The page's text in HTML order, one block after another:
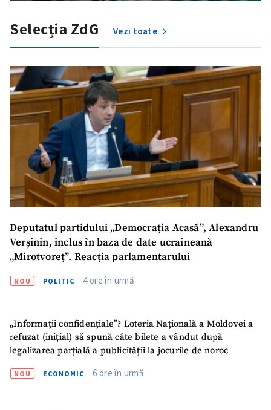
in English
на русском
Selecția ZdG Vezi toate
Deputatul partidului „Democrația Acasă”, Alexandru
Verșinin, inclus în baza de date ucraineană
„Mirotvoreț”. Reacția parlamentarului
NOU POLITIC 4 ore în urmă
„Informații confidențiale”? Loteria Națională a Moldovei a
refuzat (inițial) să spună câte bilete a vândut după
legalizarea parțială a publicității la jocurile de noroc
NOU ECONOMIC 6 ore în urmă